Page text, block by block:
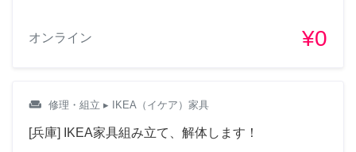
オンライン ¥0
weekend 修理・組立 ▸ IKEA（イケア）家具
[兵庫] IKEA家具組み立て、解体します！